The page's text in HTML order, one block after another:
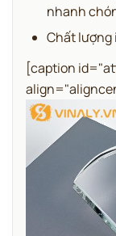
nhanh
Chất lượng
[caption